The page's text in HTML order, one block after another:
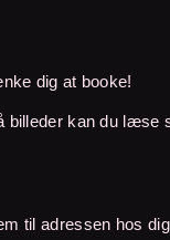
dig at booke!
kan du
til adressen hos